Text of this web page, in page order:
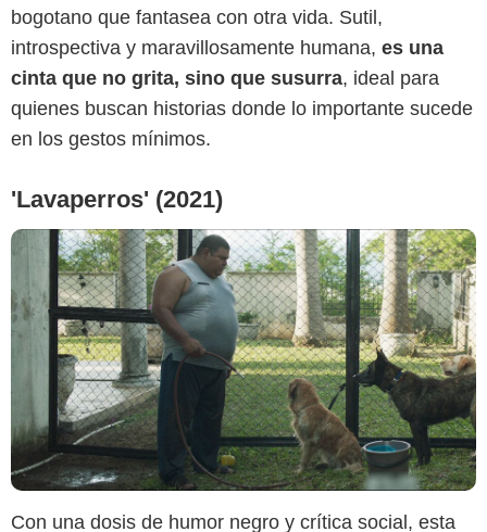
bogotano que fantasea con otra vida. Sutil,
introspectiva y maravillosamente humana, es una
cinta que no grita, sino que susurra, ideal para
quienes buscan historias donde lo importante sucede
en los gestos mínimos.
'Lavaperros' (2021)
Con una dosis de humor negro y crítica social, esta